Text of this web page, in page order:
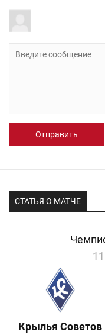
Отправить
СТАТЬЯ О МАТЧЕ
Крылья Советов